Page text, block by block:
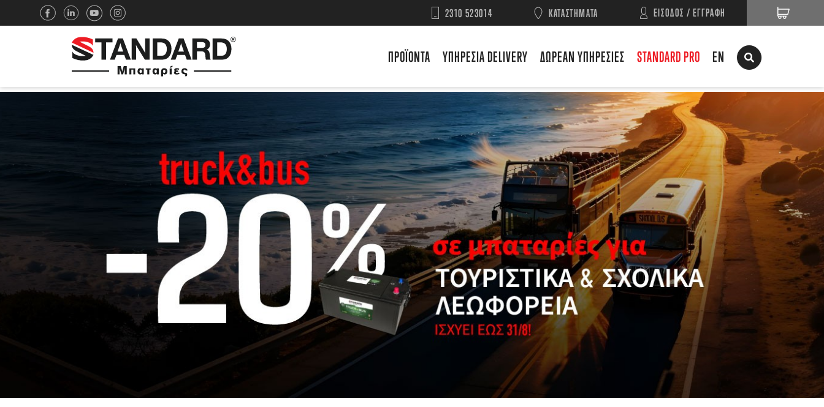
2310 523014 ΚΑΤΑΣΤΗΜΑΤΑ ΕΙΣΟΔΟΣ / ΕΓΓΡΑΦΗ
ΠΡΟΪΟΝΤΑ ΥΠΗΡΕΣΙΑ DELIVERY ΔΩΡΕΑΝ ΥΠΗΡΕΣΙΕΣ STANDARD PRO EN